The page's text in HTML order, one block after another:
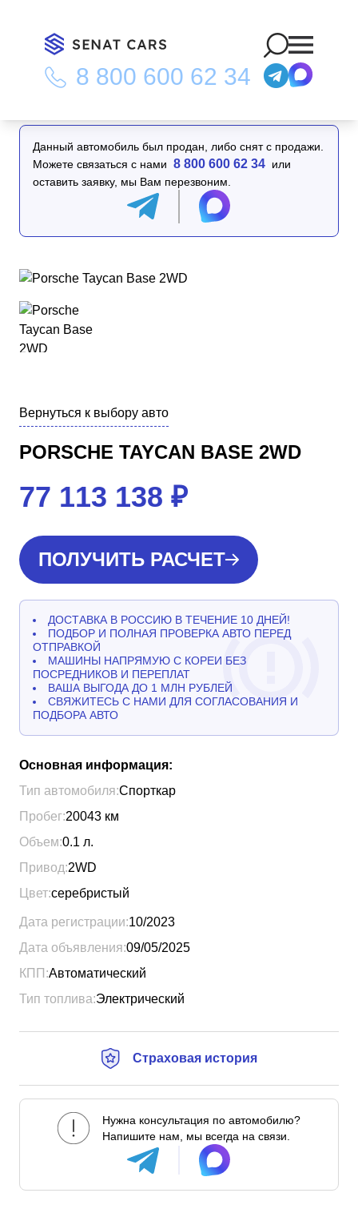
8 800 600 62 34
Главная Каталог/Porsche Taycan Base 2WD
Данный автомобиль был продан, либо снят с продажи.
Можете связаться с нами 8 800 600 62 34 или
оставить заявку, мы Вам перезвоним.
Вернуться к выбору авто
PORSCHE TAYCAN BASE 2WD
77 113 138 ₽
ПОЛУЧИТЬ РАСЧЕТ
ДОСТАВКА В РОССИЮ В ТЕЧЕНИЕ 10 ДНЕЙ!
ПОДБОР И ПОЛНАЯ ПРОВЕРКА АВТО ПЕРЕД
ОТПРАВКОЙ
МАШИНЫ НАПРЯМУЮ С КОРЕИ БЕЗ
ПОСРЕДНИКОВ И ПЕРЕПЛАТ
ВАША ВЫГОДА ДО 1 МЛН РУБЛЕЙ
СВЯЖИТЕСЬ С НАМИ ДЛЯ СОГЛАСОВАНИЯ И
ПОДБОРА АВТО
Основная информация:
Тип автомобиля:Спорткар
Пробег:20043 км
Объем:0.1 л.
Привод:2WD
Цвет:серебристый
Дата регистрации:10/2023
Дата объявления:09/05/2025
КПП:Автоматический
Тип топлива:Электрический
Страховая история
Нужна консультация по автомобилю?
Напишите нам, мы всегда на связи.